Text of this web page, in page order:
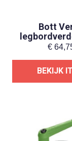
Bott
€
BEKIJK